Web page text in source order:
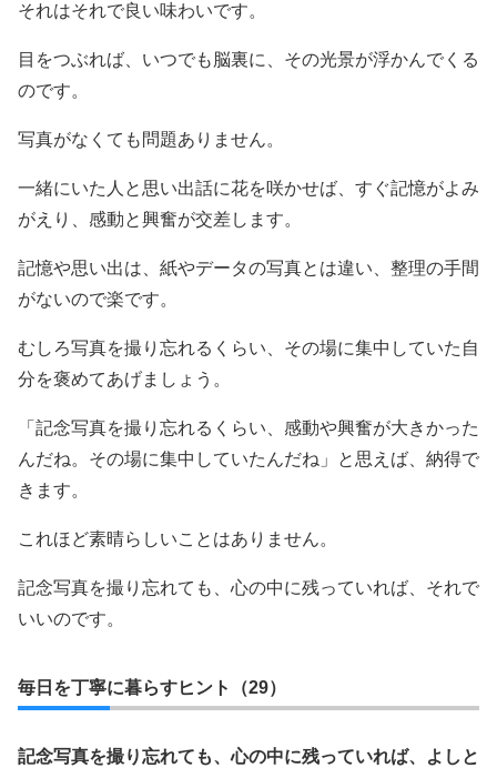
それはそれで良い味わいです。
目をつぶれば、いつでも脳裏に、その光景が浮かんでくる
のです。
写真がなくても問題ありません。
一緒にいた人と思い出話に花を咲かせば、すぐ記憶がよみ
がえり、感動と興奮が交差します。
記憶や思い出は、紙やデータの写真とは違い、整理の手間
がないので楽です。
むしろ写真を撮り忘れるくらい、その場に集中していた自
分を褒めてあげましょう。
「記念写真を撮り忘れるくらい、感動や興奮が大きかった
んだね。その場に集中していたんだね」と思えば、納得で
きます。
これほど素晴らしいことはありません。
記念写真を撮り忘れても、心の中に残っていれば、それで
いいのです。
毎日を丁寧に暮らすヒント（29）
記念写真を撮り忘れても、心の中に残っていれば、よしと